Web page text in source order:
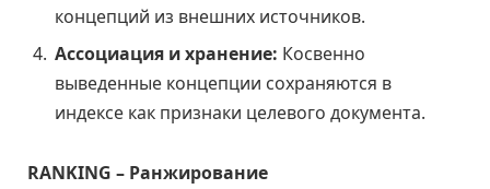
концепций из внешних источников.
Ассоциация и хранение: Косвенно
выведенные концепции сохраняются в
индексе как признаки целевого документа.
RANKING – Ранжирование